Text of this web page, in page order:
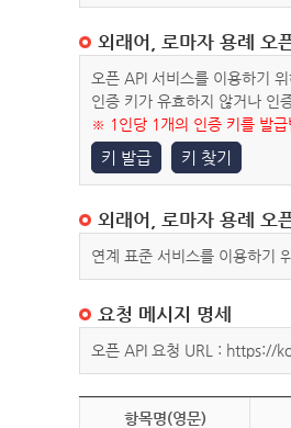
외래어, 로마자 용례 오
오픈 API 서비스를 이용하기
인증 키가 유효하지 않거나 인
※ 1인당 1개의 인증 키를 발급
키 발급 키 찾기
외래어, 로마자 용례 오
연계 표준 서비스를 이용하기
요청 메시지 명세
오픈 API 요청 URL : https://
항목명(영문)